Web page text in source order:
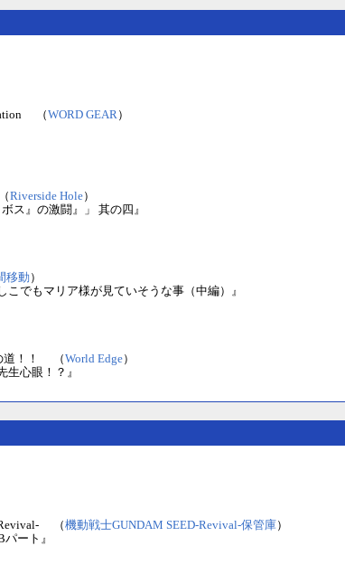
（WORD GEAR）
Riverside Hole）
ス』の激闘』」 其の四』
移動 ）
でもマリア様が見ていそうな事（中編）』
道！！ （World Edge）
心眼！？』
Revival- （機動戦士GUNDAM SEED-Revival-保管庫）
ート』